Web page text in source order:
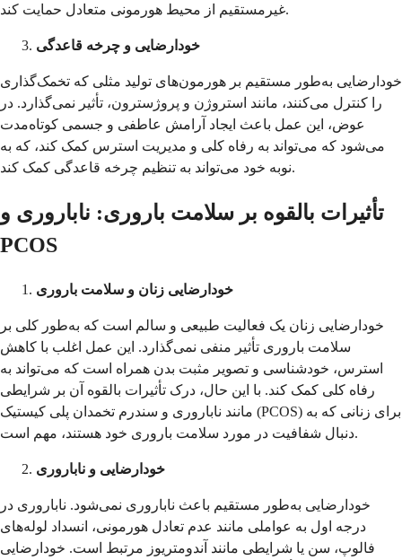
غیرمستقیم از محیط هورمونی متعادل حمایت کند.
خودارضایی و چرخه قاعدگی
خودارضایی به‌طور مستقیم بر هورمون‌های تولید مثلی که تخمک‌گذاری
را کنترل می‌کنند، مانند استروژن و پروژسترون، تأثیر نمی‌گذارد. در
عوض، این عمل باعث ایجاد آرامش عاطفی و جسمی کوتاه‌مدت
می‌شود که می‌تواند به رفاه کلی و مدیریت استرس کمک کند، که به
نوبه خود می‌تواند به تنظیم چرخه قاعدگی کمک کند.
تأثیرات بالقوه بر سلامت باروری: ناباروری و
PCOS
خودارضایی زنان و سلامت باروری
خودارضایی زنان یک فعالیت طبیعی و سالم است که به‌طور کلی بر
سلامت باروری تأثیر منفی نمی‌گذارد. این عمل اغلب با کاهش
استرس، خودشناسی و تصویر مثبت بدن همراه است که می‌تواند به
رفاه کلی کمک کند. با این حال، درک تأثیرات بالقوه آن بر شرایطی
مانند ناباروری و سندرم تخمدان پلی کیستیک (PCOS) برای زنانی که به
دنبال شفافیت در مورد سلامت باروری خود هستند، مهم است.
خودارضایی و ناباروری
خودارضایی به‌طور مستقیم باعث ناباروری نمی‌شود. ناباروری در
درجه اول به عواملی مانند عدم تعادل هورمونی، انسداد لوله‌های
فالوپ، سن یا شرایطی مانند آندومتریوز مرتبط است. خودارضایی